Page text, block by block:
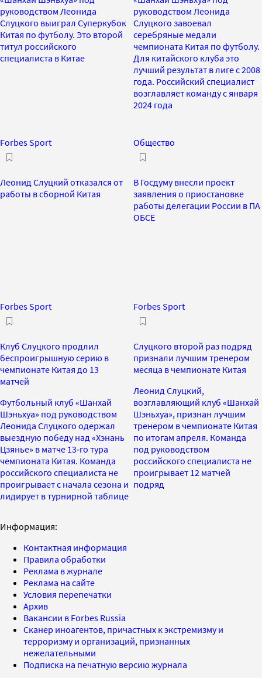
руководством Леонида
Слуцкого выиграл Суперкубок
Китая по футболу. Это второй
титул российского
специалиста в Китае
руководством Леонида
Слуцкого завоевал
серебряные медали
чемпионата Китая по футболу.
Для китайского клуба это
лучший результат в лиге с 2008
года. Российский специалист
возглавляет команду с января
2024 года
Forbes Sport
Леонид Слуцкий отказался от
работы в сборной Китая
Общество
В Госдуму внесли проект
заявления о приостановке
работы делегации России в ПА
ОБСЕ
Forbes Sport
Клуб Слуцкого продлил
беспроигрышную серию в
чемпионате Китая до 13
матчей
Футбольный клуб «Шанхай
Шэньхуа» под руководством
Леонида Слуцкого одержал
выездную победу над «Хэнань
Цзянье» в матче 13‑го тура
чемпионата Китая. Команда
российского специалиста не
проигрывает с начала сезона и
лидирует в турнирной таблице
Forbes Sport
Слуцкого второй раз подряд
признали лучшим тренером
месяца в чемпионате Китая
Леонид Слуцкий,
возглавляющий клуб «Шанхай
Шэньхуа», признан лучшим
тренером в чемпионате Китая
по итогам апреля. Команда
под руководством
российского специалиста не
проигрывает 12 матчей
подряд
Информация:
Контактная информация
Правила обработки
Реклама в журнале
Реклама на сайте
Условия перепечатки
Архив
Вакансии в Forbes Russia
Сканер иноагентов, причастных к экстремизму и
терроризму и организаций, признанных
нежелательными
Подписка на печатную версию журнала